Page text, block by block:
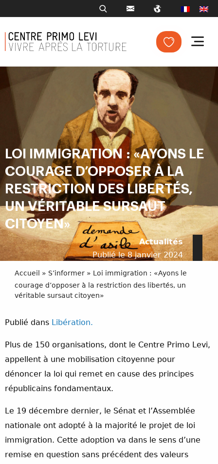
LOI IMMIGRATION : «AYONS LE
COURAGE D’OPPOSER À LA
RESTRICTION DES LIBERTÉS,
UN VÉRITABLE SURSAUT
CITOYEN»
Actualités
Publié le 8 janvier 2024
Accueil » S’informer » Loi immigration : «Ayons le
courage d’opposer à la restriction des libertés, un
véritable sursaut citoyen»
Publié dans Libération.
Plus de 150 organisations, dont le Centre Primo Levi,
appellent à une mobilisation citoyenne pour
dénoncer la loi qui remet en cause des principes
républicains fondamentaux.
Le 19 décembre dernier, le Sénat et l’Assemblée
nationale ont adopté à la majorité le projet de loi
immigration. Cette adoption va dans le sens d’une
remise en question sans précédent des valeurs